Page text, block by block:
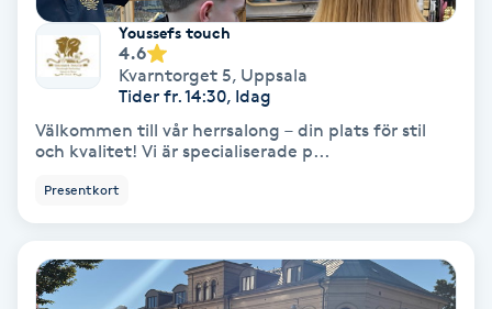
Fotsvamp
Fransfärgning
Youssefs touch
4.6
Kvarntorget 5, Uppsala
Tider fr. 14:30, Idag
Välkommen till vår herrsalong – din plats för stil
och kvalitet! Vi är specialiserade p...
Presentkort